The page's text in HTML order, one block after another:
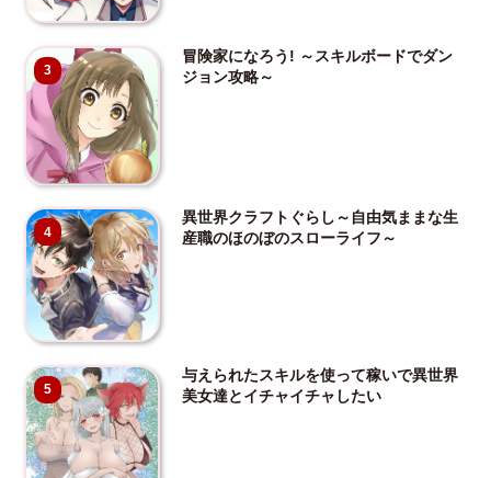
3
冒険家になろう! ～スキルボードでダン
ジョン攻略～
4
異世界クラフトぐらし～自由気ままな生
産職のほのぼのスローライフ～
5
与えられたスキルを使って稼いで異世界
美女達とイチャイチャしたい